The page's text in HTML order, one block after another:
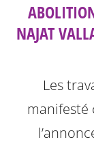
NAJAT
Les
manifesté